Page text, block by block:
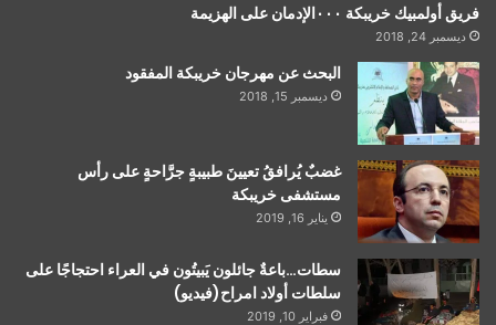
فريق أولمبيك خريبكة ٠٠٠الإدمان على الهزيمة
ديسمبر 24, 2018
البحث عن مهرجان خريبكة المفقود
ديسمبر 15, 2018
غضبٌ يُرافقُ تعيينَ طبيبةٍ جرَّاحةٍ على رأس
مستشفى خريبكة
يناير 16, 2019
سطات…باعةٌ جائلون يَبيتُون في العراء احتجاجًا على
سلطات أولاد امراح(فيديو)
فبراير 10, 2019